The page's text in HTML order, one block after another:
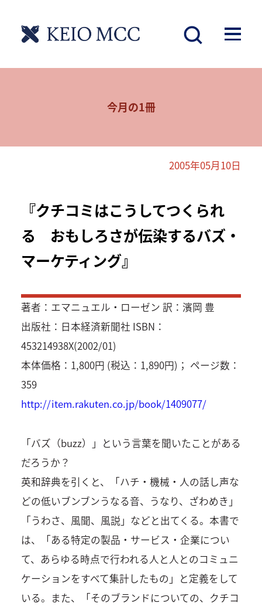
今月の1冊
2005年05月10日
『クチコミはこうしてつくられ
る おもしろさが伝染するバズ・
マーケティング』
著者：エマニュエル・ローゼン 訳：濱岡 豊
出版社：日本経済新聞社 ISBN：
453214938X(2002/01)
本体価格：1,800円 (税込：1,890円)； ページ数：
359
http://item.rakuten.co.jp/book/1409077/
「バズ（buzz）」という言葉を聞いたことがある
だろうか？
英和辞典を引くと、「ハチ・機械・人の話し声な
どの低いブンブンうなる音、うなり、ざわめき」
「うわさ、風聞、風説」などと出てくる。本書で
は、「ある特定の製品・サービス・企業につい
て、あらゆる時点で行われる人と人とのコミュニ
ケーションをすべて集計したもの」と定義をして
いる。また、「そのブランドについての、クチコ